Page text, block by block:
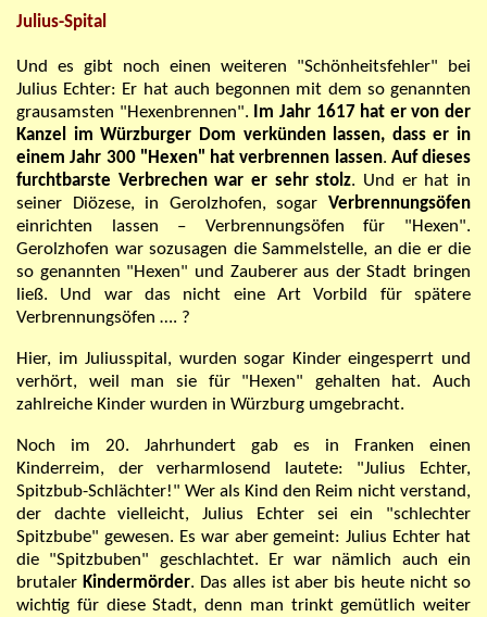
Julius-Spital
Und es gibt noch einen weiteren "Schönheitsfehler" bei
Julius Echter: Er hat auch begonnen mit dem so genannten
grausamsten "Hexenbrennen".
Im Jahr 1617 hat er von der
Kanzel im Würzburger Dom verkünden lassen, dass er in
einem Jahr 300 " Hexen" hat verbrennen lassen. Auf dieses
furchtbarste Verbrechenwar er sehr stolz. Und er hat in
seiner Diözese, in Gerolzhofen, sogar Verbrennungsöfen
einrichten lassen – Verbrennungsöfen für "Hexen".
Gerolzhofen war sozusagen die Sammelstelle, an die er die
so genannten "Hexen" und Zauberer aus der Stadt bringen
ließ. Und wardas nicht eine Art Vorbild für spätere
Verbrennungsöfen …. ?
Hier, im Juliusspital, wurden sogar Kinder eingesperrt und
verhört, weil man sie für "Hexen" gehalten hat. Auch
zahlreiche Kinder wurden in Würzburg umgebracht.
Noch im 20. Jahrhundert gab es in Franken einen
Kinderreim, der verharmlosend lautete: "Julius Echter,
Spitzbub-Schlächter!" Wer als Kind den Reim nicht verstand,
der dachte vielleicht, Julius Echter sei ein "schlechter
Spitzbube" gewesen. Es war aber gemeint: Julius Echter hat
die "Spitzbuben" geschlachtet. Er war nämlich auch ein
brutaler Kindermörder. Das alles ist aber bis heute nicht so
wichtig für diese Stadt, denn man trinkt gemütlich weiter